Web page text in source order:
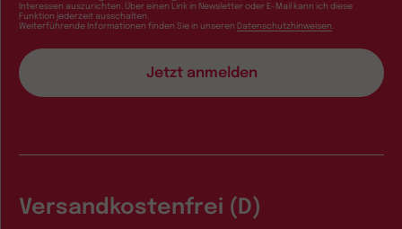
Interessen auszurichten. Über einen Link in Newsletter oder E-Mail kann ich diese
Funktion jederzeit ausschalten.
Weiterführende Informationen finden Sie in unseren Datenschutzhinweisen
Versandkostenfrei (D)